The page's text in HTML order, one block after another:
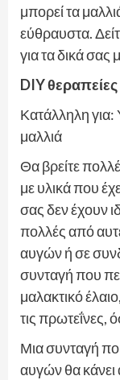
μπορεί τα
εύθραυστα.
για τα δικά σας
DIY θεραπείες
Κατάλληλη
μαλλιά
Θα βρείτε
με υλικά που
σας δεν έχουν
πολλές από
αυγών ή σε
συνταγή που
μαλακτικό
τις πρωτεΐνες,
Μια συνταγή
αυγών θα κάνει